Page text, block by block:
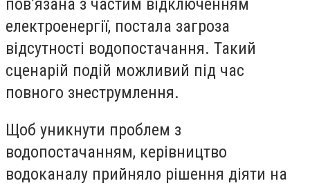
пов’язана з частим відключенням
електроенергії, постала загроза
відсутності водопостачання. Такий
сценарій подій можливий під час
повного знеструмлення.
Щоб уникнути проблем з
водопостачанням, керівництво
водоканалу прийняло рішення діяти на